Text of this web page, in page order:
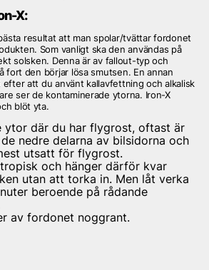
X:
resultat att man spolar/tvättar fordonet
Som vanligt ska den användas på
solsken. Denna är av fallout-typ och
fort den börjar lösa smutsen. En annan
att du använt kallavfettning och alkalisk
ser de kontaminerade ytorna. Iron-X
blöt yta.
ytor där du har flygrost, oftast är
nedre delarna av bilsidorna och
utsatt för flygrost.
och hänger därför kvar
utan att torka in. Men låt verka
beroende på rådande
av fordonet noggrant.